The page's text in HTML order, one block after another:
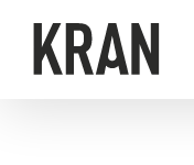
innehållet